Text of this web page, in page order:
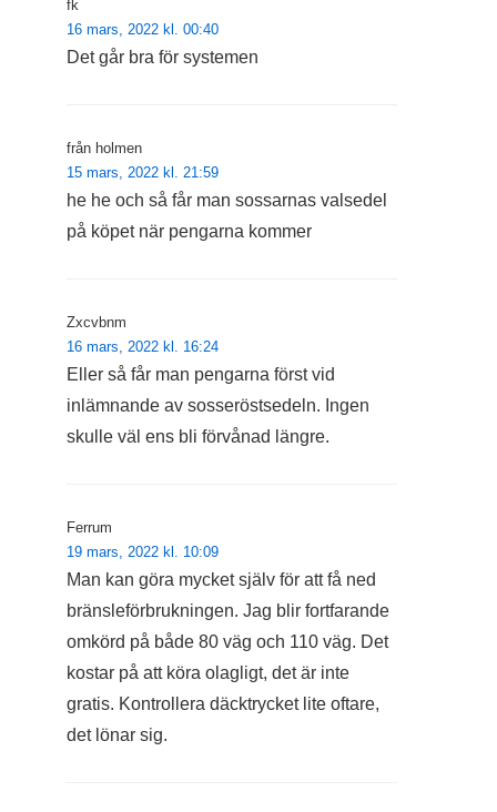
fk
16 mars, 2022 kl. 00:40
Det går bra för systemen
från holmen
15 mars, 2022 kl. 21:59
he he och så får man sossarnas valsedel
på köpet när pengarna kommer
Zxcvbnm
16 mars, 2022 kl. 16:24
Eller så får man pengarna först vid
inlämnande av sosseröstsedeln. Ingen
skulle väl ens bli förvånad längre.
Ferrum
19 mars, 2022 kl. 10:09
Man kan göra mycket själv för att få ned
bränsleförbrukningen. Jag blir fortfarande
omkörd på både 80 väg och 110 väg. Det
kostar på att köra olagligt, det är inte
gratis. Kontrollera däcktrycket lite oftare,
det lönar sig.